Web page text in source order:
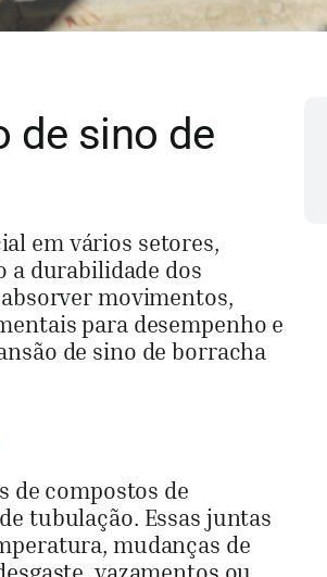
de sino de
em vários setores,
a durabilidade dos
movimentos,
para desempenho e
de sino de borracha
de compostos de
tubulação. Essas juntas
mudanças de